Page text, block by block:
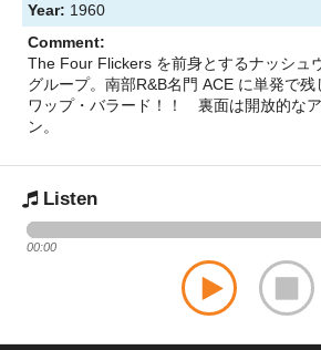
Year: 1960
Comment:
The Four Flickers を前身とするナッシュ
グループ。南部R&B名門 ACE に単発で
ワップ・バラード！！ 裏面は開放的な
ン。
Listen
00:00